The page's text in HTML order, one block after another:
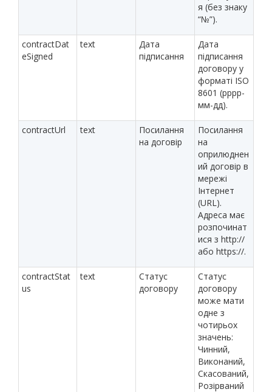
я (без знаку
“№”).
contractDat
eSigned
text
Дата
підписання
Дата
підписання
договору у
форматі ISO
8601 (рррр-
мм-дд).
contractUrl text
Посилання
на договір
Посилання
на
оприлюднен
ий договір в
мережі
Інтернет
(URL).
Адреса має
розпочинат
ися з http://
або https://.
contractStat
us
text
Статус
договору
Статус
договору
може мати
одне з
чотирьох
значень:
Чинний,
Виконаний,
Скасований,
Розірваний